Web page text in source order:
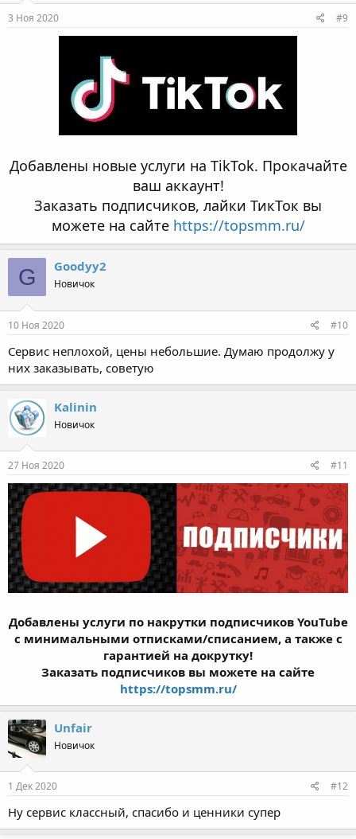
3 Ноя 2020 #9
Добавлены новые услуги на TikTok. Прокачайте
ваш аккаунт!
Заказать подписчиков, лайки ТикТок вы
можете на сайте https://topsmm.ru/
G Goodyy2
Новичок
10 Ноя 2020 #10
Сервис неплохой, цены небольшие. Думаю продолжу у
них заказывать, советую
Kalinin
Новичок
27 Ноя 2020 #11
Добавлены услуги по накрутки подписчиков YouTube
с минимальными отписками/списанием, а также с
гарантией на докрутку!
Заказать подписчиков вы можете на сайте
https://topsmm.ru/
Unfair
Новичок
1 Дек 2020 #12
Ну сервис классный, спасибо и ценники супер